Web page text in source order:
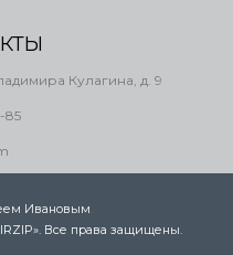
Кулагина, д. 9
85
Ивановым
Все права защищены.